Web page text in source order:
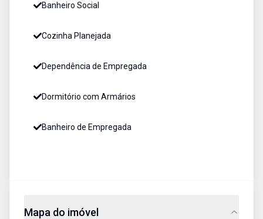
Banheiro Social
Cozinha Planejada
Dependência de Empregada
Dormitório com Armários
Banheiro de Empregada
Mapa do imóvel